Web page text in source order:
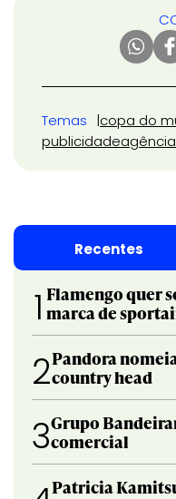
Temas copa do
publicidadeagência
Recentes
1 Flamengo quer
marca de
2Pandora
country head
3Grupo
comercial
Patricia